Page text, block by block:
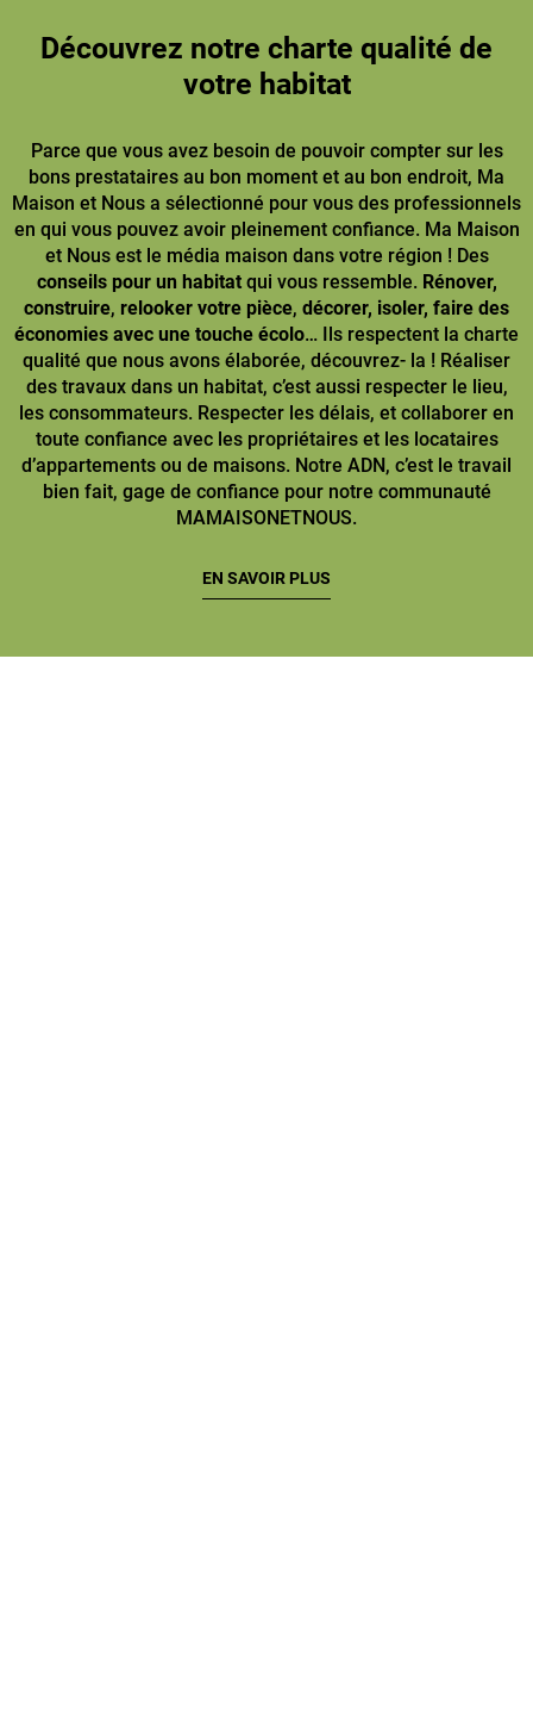
Découvrez notre charte qualité de
votre habitat
Parce que vous avez besoin de pouvoir compter sur les
bons prestataires au bon moment et au bon endroit, Ma
Maison et Nous a sélectionné pour vous des professionnels
en qui vous pouvez avoir pleinement confiance. Ma Maison
et Nous est le média maison dans votre région ! Des
conseils pour un habitatqui vous ressemble. Rénover,
construire, relooker votre pièce, décorer, isoler, faire des
économies avec une touche écolo… Ils respectent la charte
qualité que nous avons élaborée, découvrez- la ! Réaliser
des travaux dans un habitat, c’est aussi respecter le lieu,
les consommateurs. Respecter les délais, et collaborer en
toute confiance avec les propriétaires et les locataires
d’appartements ou de maisons. Notre ADN, c’est le travail
bien fait, gage de confiance pour notre communauté
MAMAISONETNOUS.
EN SAVOIR PLUS